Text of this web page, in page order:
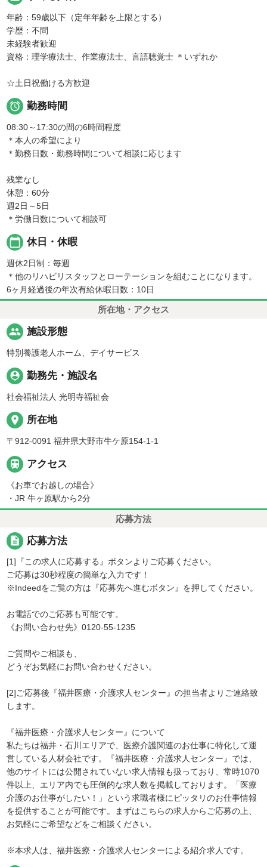
年齢：59歳以下（定年年齢を上限とする）
学歴：不問
未経験者歓迎
資格：理学療法士、作業療法士、言語聴覚士 ＊いずれか
☆土日祝働ける方歓迎
 勤務時間
08:30～17:30の間の6時間程度
＊本人の希望により
＊勤務日数・勤務時間について相談に応じます
残業なし
休憩：60分
週2日～5日
＊労働日数について相談可
calendar_today 休日・休暇
週休2日制：毎週
＊他のリハビリスタッフとローテーションを組むことになります。
6ヶ月経過後の年次有給休暇日数：10日
所在地・アクセス
people 施設形態
特別養護老人ホーム、デイサービス
person_pin 勤務先・施設名
社会福祉法人 光明寺福祉会
place 所在地
〒912-0091 福井県大野市牛ケ原154-1-1
 アクセス
《お車でお越しの場合》
・JR 牛ヶ原駅から2分
応募方法
description 応募方法
[1]『この求人に応募する』ボタンよりご応募ください。
ご応募は30秒程度の簡単な入力です！
※Indeedをご覧の方は『応募先へ進むボタン』を押してください。
お電話でのご応募も可能です。
《お問い合わせ先》0120-55-1235
ご質問やご相談も、
どうぞお気軽にお問い合わせください。
[2]ご応募後『福井医療・介護求人センター』の担当者よりご連絡致
します。
『福井医療・介護求人センター』について
私たちは福井・石川エリアで、医療介護関連のお仕事に特化して運
営している人材会社です。『福井医療・介護求人センター』では、
他のサイトには公開されていない求人情報も扱っており、常時1070
件以上、エリア内でも圧倒的な求人数を掲載しております。「医療
介護のお仕事がしたい！」という求職者様にピッタリのお仕事情報
を提供することが可能です。まずはこちらの求人からご応募の上、
お気軽にご希望などをご相談ください。
※本求人は、福井医療・介護求人センターによる紹介求人です。